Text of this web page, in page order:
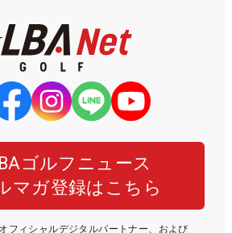
ゴルフニュース
マガ登録はこちら
フィシャルデジタルパートナー、および